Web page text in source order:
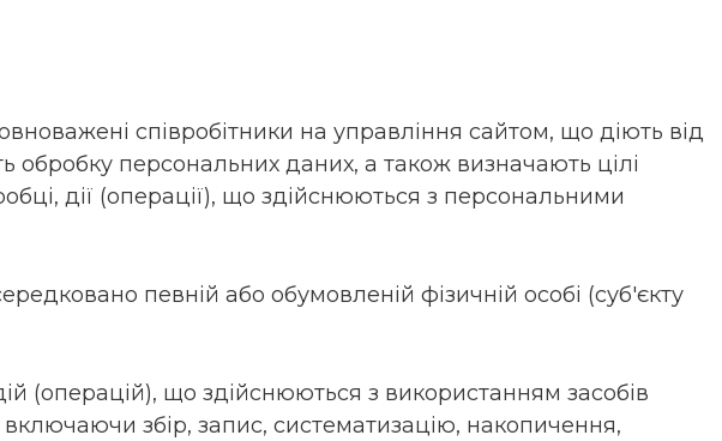
співробітники на управління сайтом, що діють від
обробку персональних даних, а також визначають цілі
дії (операції), що здійснюються з персональними
певній або обумовленій фізичній особі (суб'єкту
(операцій), що здійснюються з використанням засобів
збір, запис, систематизацію, накопичення,